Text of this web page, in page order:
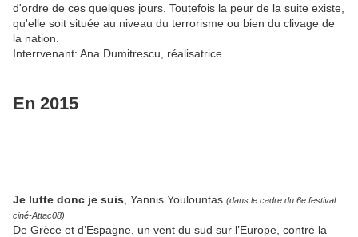
d'ordre de ces quelques jours. Toutefois la peur de la suite existe,
qu'elle soit située au niveau du terrorisme ou bien du clivage de
la nation.
Interrvenant: Ana Dumitrescu, réalisatrice
En 2015
Je lutte donc je suis , Yannis Youlountas (dans le cadre du 6e festival
ciné-Attac08)
De Grèce et d’Espagne, un vent du sud sur l’Europe, contre la